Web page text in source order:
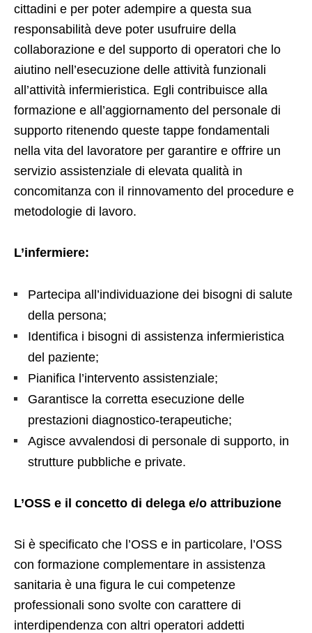
cittadini e per poter adempire a questa sua
responsabilità deve poter usufruire della
collaborazione e del supporto di operatori che lo
aiutino nell’esecuzione delle attività funzionali
all’attività infermieristica. Egli contribuisce alla
formazione e all’aggiornamento del personale di
supporto ritenendo queste tappe fondamentali
nella vita del lavoratore per garantire e offrire un
servizio assistenziale di elevata qualità in
concomitanza con il rinnovamento del procedure e
metodologie di lavoro.
L’infermiere:
Partecipa all’individuazione dei bisogni di salute
della persona;
Identifica i bisogni di assistenza infermieristica
del paziente;
Pianifica l’intervento assistenziale;
Garantisce la corretta esecuzione delle
prestazioni diagnostico-terapeutiche;
Agisce avvalendosi di personale di supporto, in
strutture pubbliche e private.
L’OSS e il concetto di delega e/o attribuzione
Si è specificato che l’OSS e in particolare, l’OSS
con formazione complementare in assistenza
sanitaria è una figura le cui competenze
professionali sono svolte con carattere di
interdipendenza con altri operatori addetti